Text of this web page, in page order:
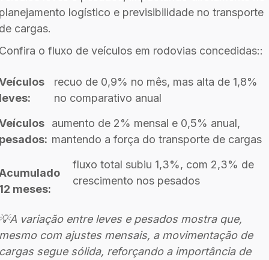
logístico e previsibilidade no transporte
cargas.
o fluxo de veículos em rodovias concedidas::
recuo de 0,9% no mês, mas alta de 1,8%
no comparativo anual
aumento de 2% mensal e 0,5% anual,
mantendo a força do transporte de cargas
meses:
fluxo total subiu 1,3%, com 2,3% de
crescimento nos pesados
variação entre leves e pesados mostra que,
com ajustes mensais, a movimentação de
segue sólida, reforçando a importância de